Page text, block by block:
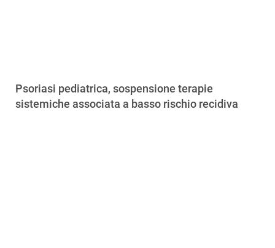
Psoriasi pediatrica, sospensione terapie
sistemiche associata a basso rischio recidiva